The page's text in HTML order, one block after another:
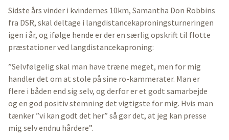
Sidste års vinder i kvindernes 10km, Samantha Don Robbins
fra DSR, skal deltage i langdistancekaproningsturneringen
igen i år, og ifølge hende er der en særlig opskrift til flotte
præstationer ved langdistancekaproning:
”Selvfølgelig skal man have træne meget, men for mig
handler det om at stole på sine ro-kammerater. Man er
flere i båden end sig selv, og derfor er et godt samarbejde
og en god positiv stemning det vigtigste for mig. Hvis man
tænker ”vi kan godt det her” så gør det, at jeg kan presse
mig selv endnu hårdere”.